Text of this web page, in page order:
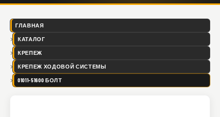
ГЛАВНАЯ
КАТАЛОГ
КРЕПЕЖ
КРЕПЕЖ ХОДОВОЙ СИСТЕМЫ
01011-51600 БОЛТ